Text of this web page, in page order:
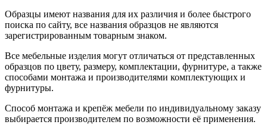
Образцы имеют названия для их различия и более быстрого
поиска по сайту, все названия образцов не являются
зарегистрированным товарным знаком.
Все мебельные изделия могут отличаться от представленных
образцов по цвету, размеру, комплектации, фурнитуре, а также
способами монтажа и производителями комплектующих и
фурнитуры.
Способ монтажа и крепёж мебели по индивидуальному заказу
выбирается производителем по возможности её применения.